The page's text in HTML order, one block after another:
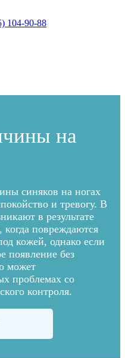
104-90-88
на
синяков на ногах
и тревогу. В
в результате
повреждаются
кожей, однако если
появление без
может
проблемах со
контроля.